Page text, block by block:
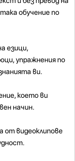
обучение по
езици,
упражнения по
ви.
което ви
начин.
от видеоклипове